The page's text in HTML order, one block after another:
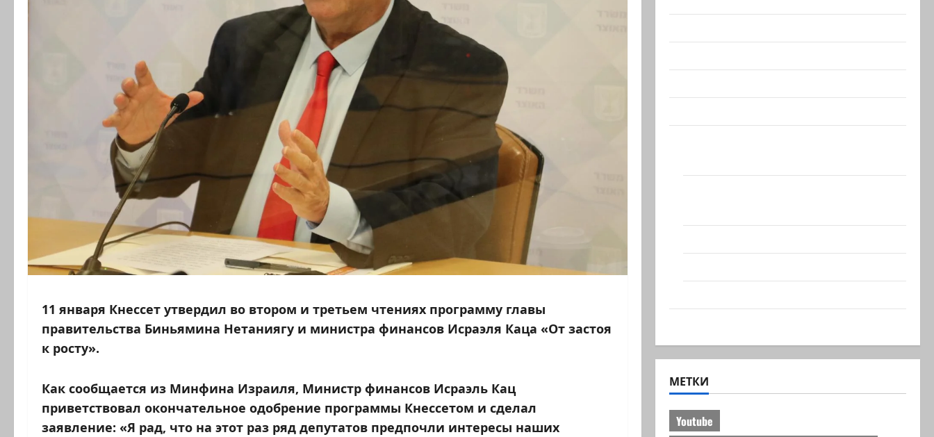
11 января Кнессет утвердил во втором и третьем чтениях программу главы
правительства Биньямина Нетаниягу и министра финансов Исраэля Каца «От застоя
к росту».
Как сообщается из Минфина Израиля, Министр финансов Исраэль Кац
приветствовал окончательное одобрение программы Кнессетом и сделал
заявление: «Я рад, что на этот раз ряд депутатов предпочли интересы наших
МЕТКИ
Youtube